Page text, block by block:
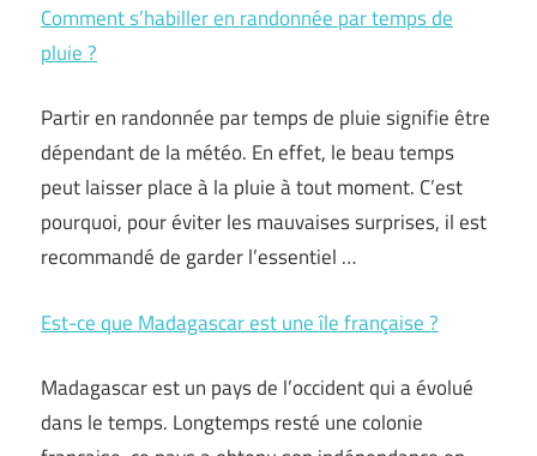
Comment s’habiller en randonnée par temps de
pluie ?
Partir en randonnée par temps de pluie signifie être
dépendant de la météo. En effet, le beau temps
peut laisser place à la pluie à tout moment. C’est
pourquoi, pour éviter les mauvaises surprises, il est
recommandé de garder l’essentiel …
Est-ce que Madagascar est une île française ?
Madagascar est un pays de l’occident qui a évolué
dans le temps. Longtemps resté une colonie